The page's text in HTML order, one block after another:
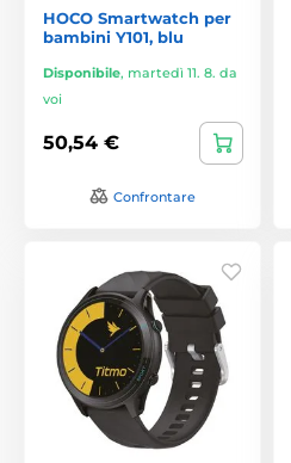
HOCO Smartwatch per
bambini Y101, blu
Disponibile, martedì 11. 8. da
voi
50,54 €
Confrontare